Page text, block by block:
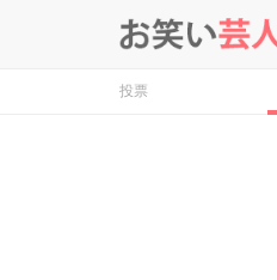
投票